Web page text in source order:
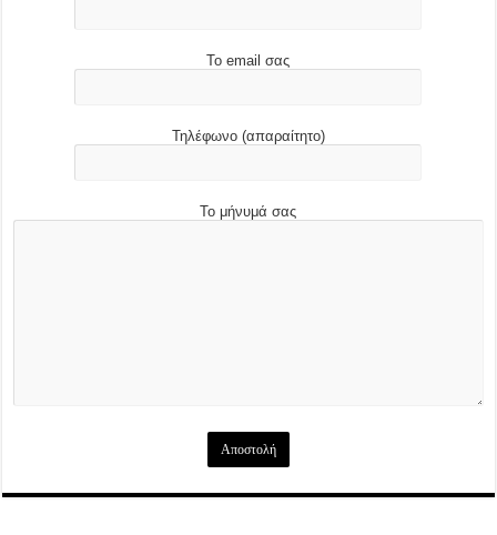
Το email σας
Τηλέφωνο (απαραίτητο)
Το μήνυμά σας